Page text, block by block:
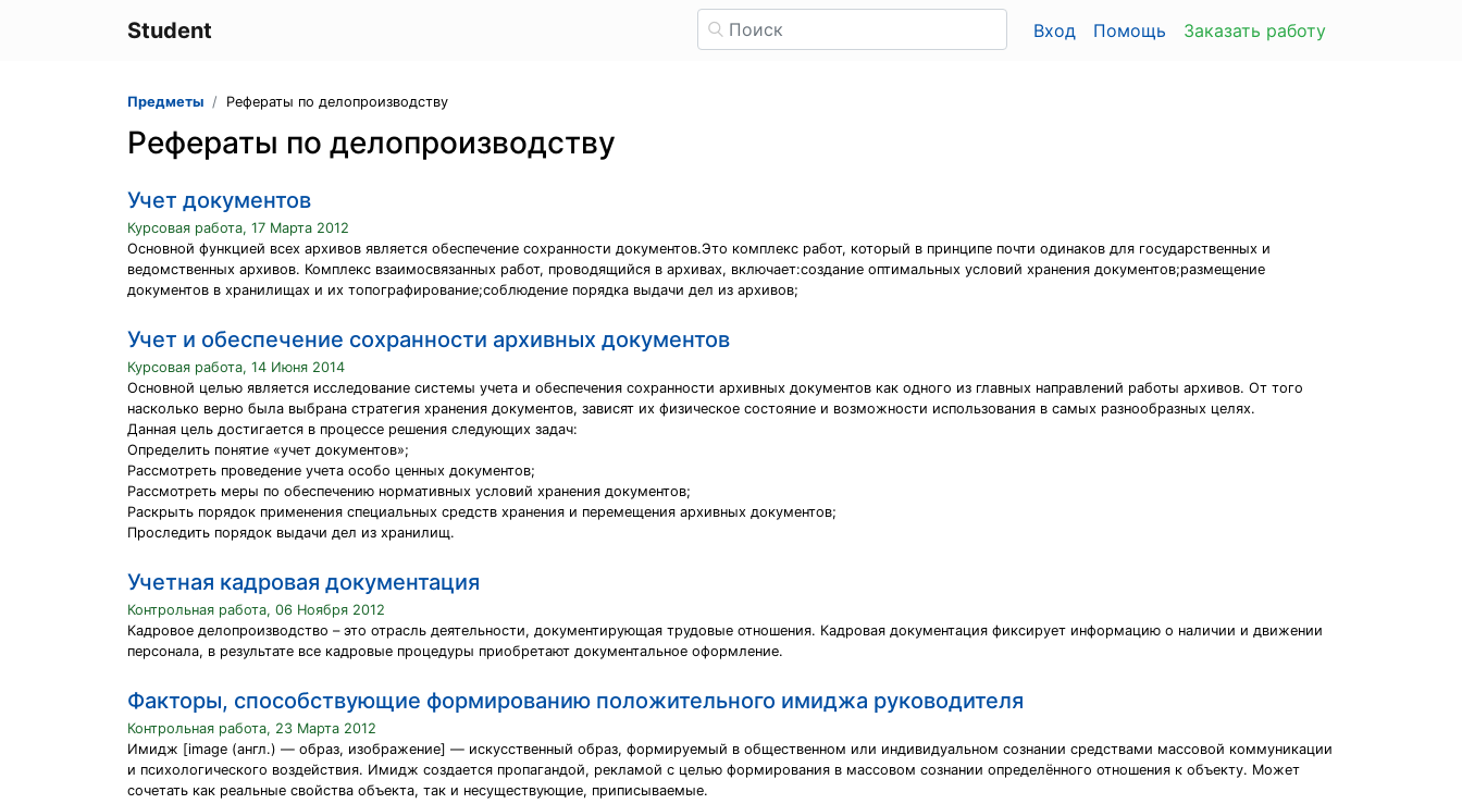
Student Вход Помощь Заказать работу
Предметы Рефераты по делопроизводству
Рефераты по делопроизводству
Учет документов
Курсовая работа, 17 Марта 2012
Основной функцией всех архивов является обеспечение сохранности документов.Это комплекс работ, который в принципе почти одинаков для государственных и
ведомственных архивов. Комплекс взаимосвязанных работ, проводящийся в архивах, включает:создание оптимальных условий хранения документов;размещение
документов в хранилищах и их топографирование;соблюдение порядка выдачи дел из архивов;
Учет и обеспечение сохранности архивных документов
Курсовая работа, 14 Июня 2014
Основной целью является исследование системы учета и обеспечения сохранности архивных документов как одного из главных направлений работы архивов. От того
насколько верно была выбрана стратегия хранения документов, зависят их физическое состояние и возможности использования в самых разнообразных целях.
Данная цель достигается в процессе решения следующих задач:
Определить понятие «учет документов»;
Рассмотреть проведение учета особо ценных документов;
Рассмотреть меры по обеспечению нормативных условий хранения документов;
Раскрыть порядок применения специальных средств хранения и перемещения архивных документов;
Проследить порядок выдачи дел из хранилищ.
Учетная кадровая документация
Контрольная работа, 06 Ноября 2012
Кадровое делопроизводство – это отрасль деятельности, документирующая трудовые отношения. Кадровая документация фиксирует информацию о наличии и движении
персонала, в результате все кадровые процедуры приобретают документальное оформление.
Факторы, способствующие формированию положительного имиджа руководителя
Контрольная работа, 23 Марта 2012
Имидж [image (англ.) — образ, изображение] — искусственный образ, формируемый в общественном или индивидуальном сознании средствами массовой коммуникации
и психологического воздействия. Имидж создается пропагандой, рекламой с целью формирования в массовом сознании определённого отношения к объекту. Может
сочетать как реальные свойства объекта, так и несуществующие, приписываемые.